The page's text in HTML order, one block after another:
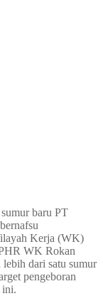
baru PT
Kerja (WK)
WK Rokan
lebih dari satu sumur
pengeboran
ini.